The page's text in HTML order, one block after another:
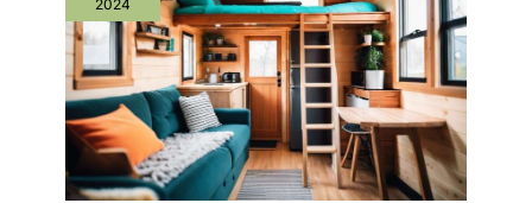
2024